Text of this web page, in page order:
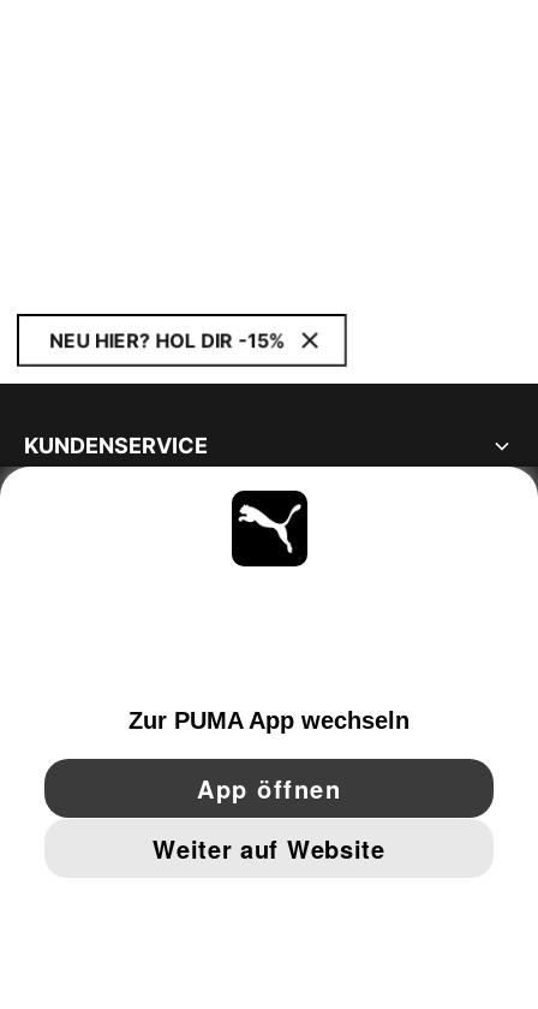
NEU HIER? HOL DIR -15%
KUNDENSERVICE
BLEIBE IMMER AUF DEM LAUFENDEN
YouTube Pinterest
IMPRESSUM UND RECHTLICHE HINWEISE